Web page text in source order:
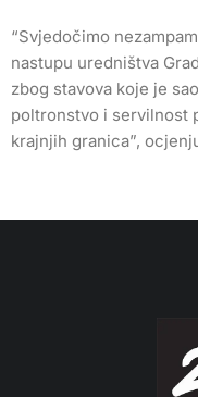
“Svjedočimo
nastupu uredništva
zbog stavova koje je
poltronstvo i servilnost
krajnjih granica”,